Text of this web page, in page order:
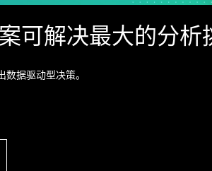
可解决最大的分析
据驱动型决策。